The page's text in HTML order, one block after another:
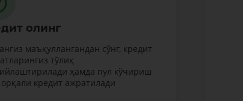
олинг
маъқуллангандан сўнг, кредит
тўлиқ
ҳамда пул кўчириш
кредит ажратилади